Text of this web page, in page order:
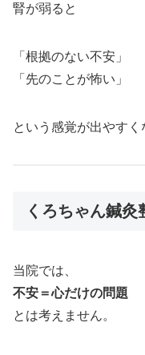
腎が弱ると
「根拠のない不安」
「先のことが怖い」
という感覚が出やすく
くろちゃん鍼
当院では、
不安＝心だけの問題
とは考えません。